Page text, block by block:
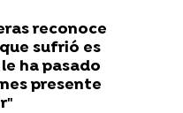
reconoce
sufrió es
ha pasado
presente